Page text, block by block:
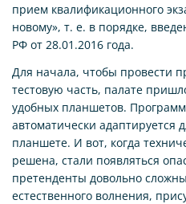
прием квалификационного
новому», т. е. в порядке,
РФ от 28.01.2016 года.
Для начала, чтобы провести
тестовую часть, палате
удобных планшетов.
автоматически адаптируется
планшете. И вот, когда
решена, стали появляться
претенденты довольно
естественного волнения,